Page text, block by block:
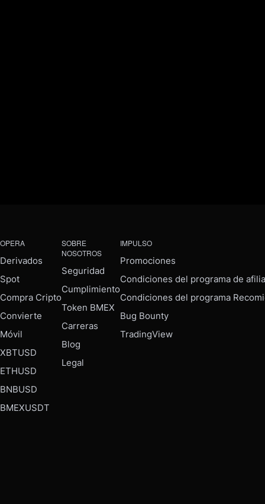
OPERA
Derivados
Spot
Compra Cripto
Convierte
Móvil
XBTUSD
ETHUSD
BNBUSD
BMEXUSDT
SOBRE
NOSOTROS
Seguridad
Cumplimiento
Token BMEX
Carreras
Blog
Legal
IMPULSO
Promociones
Condiciones del programa de
Condiciones del programa
Bug Bounty
TradingView